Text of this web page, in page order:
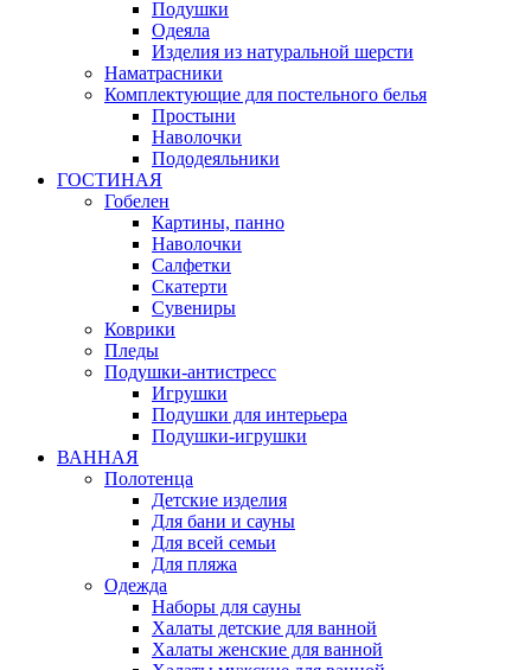
Подушки
Одеяла
Изделия из натуральной шерсти
Наматраcники
Комплектующие для постельного белья
Простыни
Наволочки
Пододеяльники
ГОСТИНАЯ
Гобелен
Картины, панно
Наволочки
Салфетки
Скатерти
Сувениры
Коврики
Пледы
Подушки-антистресс
Игрушки
Подушки для интерьера
Подушки-игрушки
ВАННАЯ
Полотенца
Детские изделия
Для бани и сауны
Для всей семьи
Для пляжа
Одежда
Наборы для сауны
Халаты детские для ванной
Халаты женские для ванной